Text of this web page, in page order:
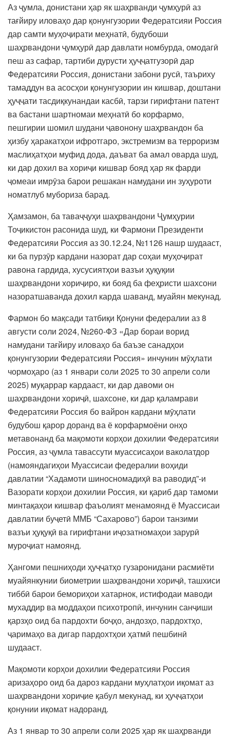
Аз ҷумла, донистани ҳар як шаҳрванди ҷумҳурӣ аз
тағйиру иловаҳо дар қонунгузории Федератсияи Россия
дар самти муҳоҷирати меҳнатӣ, будубоши
шаҳрвандони ҷумҳурӣ дар давлати номбурда, омодагӣ
пеш аз сафар, тартиби дурусти ҳуҷҷатгузорӣ дар
Федератсияи Россия, донистани забони русӣ, таъриху
тамаддун ва асосҳои қонунгузории ин кишвар, доштани
ҳуҷҷати тасдиқкунандаи касбӣ, тарзи гирифтани патент
ва бастани шартномаи меҳнатӣ бо корфармо,
пешгирии шомил шудани ҷавонону шаҳрвандон ба
ҳизбу ҳаракатҳои ифротгаро, экстремизм ва терроризм
маслиҳатҳои муфид дода, даъват ба амал оварда шуд,
ки дар дохил ва хориҷи кишвар бояд ҳар як фарди
ҷомеаи имрӯза барои решакан намудани ин зуҳуроти
номатлуб мубориза барад.
Ҳамзамон, ба таваҷҷуҳи шаҳрвандони Ҷумҳурии
Тоҷикистон расонида шуд, ки Фармони Президенти
Федератсияи Россия аз 30.12.24, №1126 нашр шудааст,
ки ба пурзӯр кардани назорат дар соҳаи муҳоҷират
равона гардида, хусусиятҳои вазъи ҳуқуқии
шаҳрвандони хориҷиро, ки бояд ба феҳристи шахсони
назоратшаванда дохил карда шаванд, муайян мекунад.
Фармон бо мақсади татбиқи Қонуни федералии аз 8
августи соли 2024, №260-ФЗ «Дар бораи ворид
намудани тағйиру иловаҳо ба баъзе санадҳои
қонунгузории Федератсияи Россия» инчунин мӯҳлати
чормоҳаро (аз 1 январи соли 2025 то 30 апрели соли
2025) муқаррар кардааст, ки дар давоми он
шаҳрвандони хориҷӣ, шахсоне, ки дар қаламрави
Федератсияи Россия бо вайрон кардани мӯҳлати
будубош қарор доранд ва ё корфармоёни онҳо
метавонанд ба мақомоти корҳои дохилии Федератсияи
Россия, аз ҷумла тавассути муассисаҳои ваколатдор
(намояндагиҳои Муассисаи федералии воҳиди
давлатии “Хадамоти шиносномадиҳӣ ва раводид”-и
Вазорати корҳои дохилии Россия, ки қариб дар тамоми
минтақаҳои кишвар фаъолият менамоянд ё Муассисаи
давлатии буҷетӣ ММБ “Сахарово”) барои танзими
вазъи ҳуқуқӣ ва гирифтани иҷозатномаҳои зарурӣ
муроҷиат намоянд.
Ҳангоми пешниҳоди ҳуҷҷатҳо гузаронидани расмиёти
муайянкунии биометрии шаҳрвандони хориҷӣ, ташхиси
тиббӣ барои бемориҳои хатарнок, истифодаи маводи
мухаддир ва моддаҳои психотропӣ, инчунин санҷиши
қарзҳо оид ба пардохти боҷҳо, андозҳо, пардохтҳо,
ҷаримаҳо ва дигар пардохтҳои ҳатмӣ пешбинӣ
шудааст.
Мақомоти корҳои дохилии Федератсияи Россия
аризаҳоро оид ба дароз кардани муҳлатҳои иқомат аз
шаҳрвандони хориҷие қабул мекунад, ки ҳуҷҷатҳои
қонунии иқомат надоранд.
Аз 1 январ то 30 апрели соли 2025 ҳар як шаҳрванди